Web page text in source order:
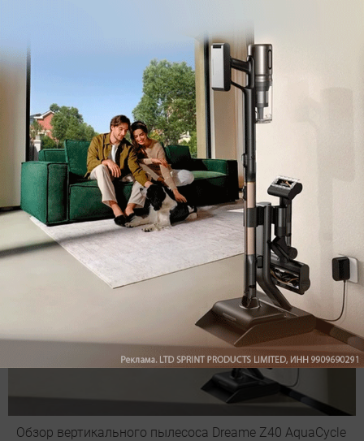
Мы знаем, вам есть что сказать!
Войдите Зарегистрируйтесь, чтобы
оставить комментарий
Рекомендуем
Обзор вертикального пылесоса Dreame Z40 AquaCycle